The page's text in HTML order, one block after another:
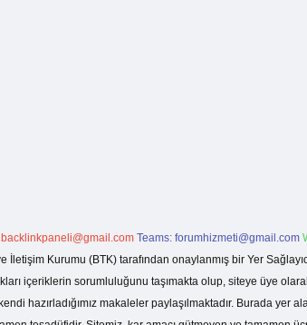
backlinkpaneli@gmail.com Teams: forumhizmeti@gmail.com
İletişim Kurumu (BTK) tarafından onaylanmış bir Yer
içeriklerin sorumluluğunu taşımakta olup, siteye üye
hazırladığımız makaleler paylaşılmaktadır. Burada